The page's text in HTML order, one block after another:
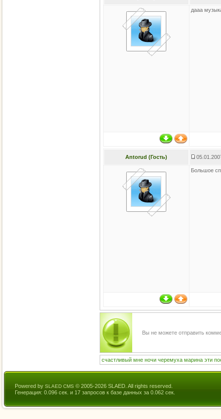
дааа
Antorud (Гость)
Большое
Вы не можете отправить
счастливый мне ночи черемуха марина эти
Powered by SLAED CMS © 2005-2026 SLAED. All rights reserved.
Генерация: 0.096 сек. и 17 запросов к базе данных за 0.062 сек.